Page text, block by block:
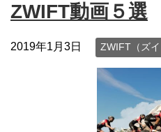
ZWIFT動画５選
2019年1月3日 ZWIFT（ズイ